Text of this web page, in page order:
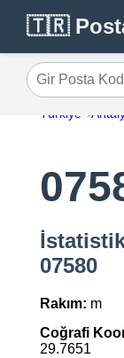
🇹🇷
Gir Posta
Türkiye
07580
Rakım: m
Coğrafi
29.7651